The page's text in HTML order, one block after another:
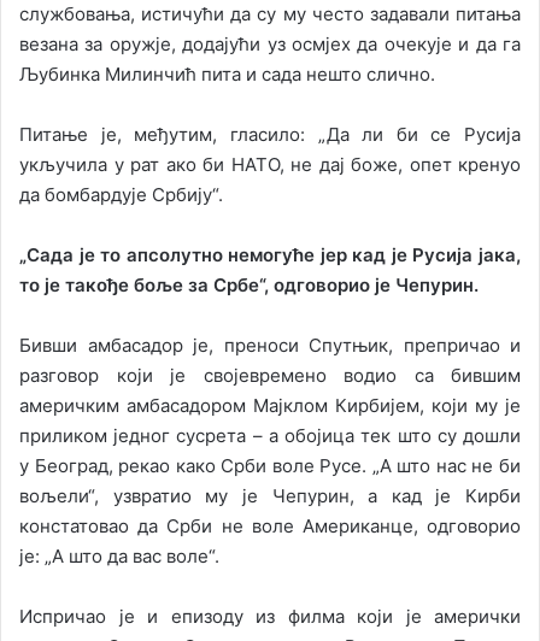
службовања, истичући да су му често задавали питања
везана за оружје, додајући уз осмјех да очекује и да га
Љубинка Милинчић пита и сада нешто слично.
Питање је, међутим, гласило: „Да ли би се Русија
укључила у рат ако би НАТО, не дај боже, опет кренуо
да бомбардује Србију“.
„Сада је то апсолутно немогуће јер кад је Русија јака,
то је такође боље за Србе“, одговорио је Чепурин.
Бивши амбасадор је, преноси Спутњик, препричао и
разговор који је својевремено водио са бившим
америчким амбасадором Мајклом Кирбијем, који му је
приликом једног сусрета – а обојица тек што су дошли
у Београд, рекао како Срби воле Русе. „А што нас не би
вољели“, узвратио му је Чепурин, а кад је Кирби
констатовао да Срби не воле Американце, одговорио
је: „А што да вас воле“.
Испричао је и епизоду из филма који је амерички